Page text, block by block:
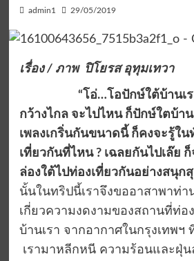
admin1 29/05/2019
เรื่อง / ภาพ ปิโยรส อุทุมเทวา
“ โอ่…โอปักษ์ใต้บ้านเ
กว้างไกล จะไปไหน ก็ปักษ์ใตบ้า
เพลงเกริ่นกันขนาดนี้ ก็คงจะรู้ใน
เที่ยวกันที่ไหน ? เฉลยกันไปเล๊ย
ล่องใต้ไปท่องเที่ยวกันอย่างสนุก
นั้นในทริปนี้เราจึงขออาสาพาท่า
เกี่ยวความงดงามของสถานที่ท่อ
บ้านเรา จากอากาศในกรุงเทพ
เรามาหลีกหนี ความร้อนและฝุ่น